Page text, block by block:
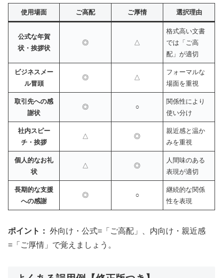
使用場面 ご高配 ご厚情 選択理由
公式な年賀
状・挨拶状
◎ △
格式高い文書
では「ご高
配」が適切
ビジネスメー
ル冒頭
◎ △
フォーマルな
場面を重視
取引先への感
謝状
◎ ○
関係性により
使い分け
社内スピー
チ・挨拶
△ ◎
親近感と温か
みを重視
個人的なお礼
状
△ ◎
人間味のある
表現が適切
長期的な支援
への感謝
◎ ○
継続的な関係
性を表現
ポイント： 外向け・公式=「ご高配」、内向け・親近感
=「ご厚情」で覚えましょう。